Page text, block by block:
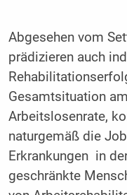
Abgesehen vom
prädizieren auch
Gesamtsituation
Arbeitslosenrate,
naturgemäß die
Erkrankungen in
geschränkte